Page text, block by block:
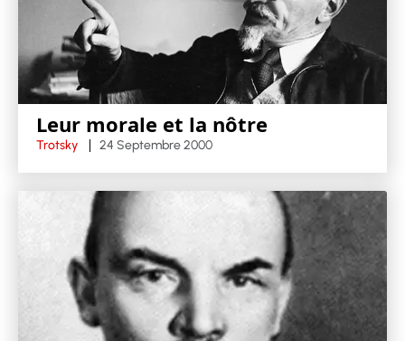
Leur morale et la nôtre
Trotsky 24 Septembre 2000